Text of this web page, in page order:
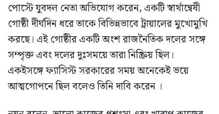
পোস্টে যুবদল নেতা অভিযোগ করেন, একটি স্বার্থান্বেষী
গোষ্ঠী দীর্ঘদিন ধরে তাকে বিভিন্নভাবে ট্রায়ালের মুখোমুখি
করছে। এই গোষ্ঠীর একটি অংশ রাজনৈতিক দলের সঙ্গে
সম্পৃক্ত এবং দলের দুঃসময়ে তারা নিষ্ক্রিয় ছিল।
একইসঙ্গে ফ্যাসিস্ট সরকারের সময় অনেকেই ভয়ে
আত্মগোপনে ছিল বলেও তিনি দাবি করেন ।